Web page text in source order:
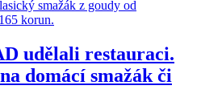
udělali restauraci.
domácí smažák či